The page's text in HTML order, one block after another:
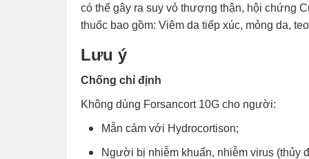
có thể gây ra suy vỏ thượng thận, hội chứng
thuốc bao gồm: Viêm da tiếp xúc, mỏng da,
Lưu ý
Chống chỉ định
Không dùng Forsancort 10G cho người:
Mẫn cảm với Hydrocortison;
Người bị nhiễm khuẩn, nhiễm virus (thủy